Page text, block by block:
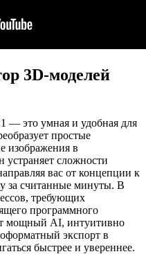
3D-моделей
— это умная и удобная для
простые
изображения в
сложности
вас от концепции к
за считанные минуты. В
требующих
программного
мощный AI, интуитивно
экспорт в
быстрее и увереннее.